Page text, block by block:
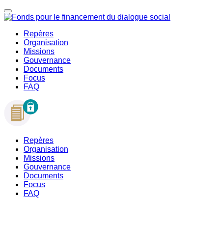
Repères
Organisation
Missions
Gouvernance
Documents
Focus
FAQ
Repères
Organisation
Missions
Gouvernance
Documents
Focus
FAQ